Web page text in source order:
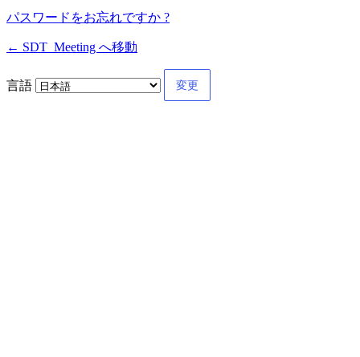
パスワードをお忘れですか ?
← SDT_Meeting へ移動
言語